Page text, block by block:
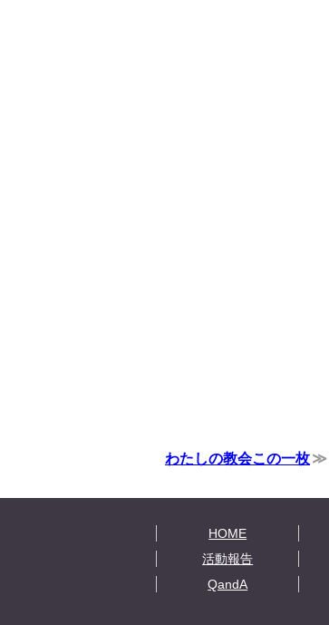
わたしの教会この一枚
HOME
活動報告
QandA